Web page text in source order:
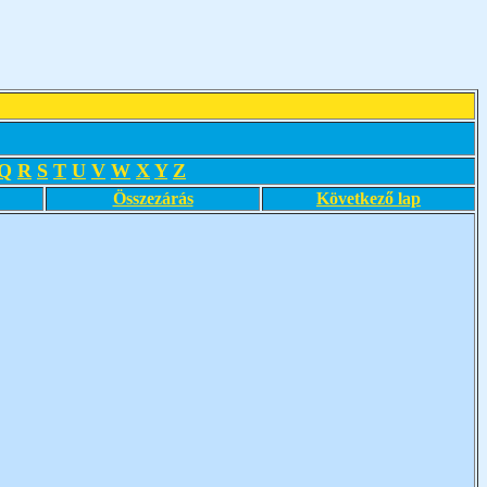
R S T U V W X Y Z
Összezárás Következő lap